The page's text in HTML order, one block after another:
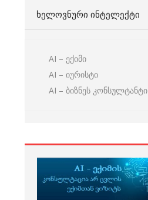
ᲮᲔᲚᲝᲕᲜᲣᲠᲘ ᲘᲜᲢᲔᲚᲔᲥᲢᲘ
AI – ექიმი
AI – იურისტი
AI – ბიზნეს კონსულტანტი